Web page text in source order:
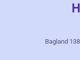
Bagland